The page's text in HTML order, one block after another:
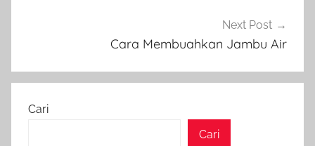
Next Post
Cara Membuahkan Jambu Air
Cari
Cari